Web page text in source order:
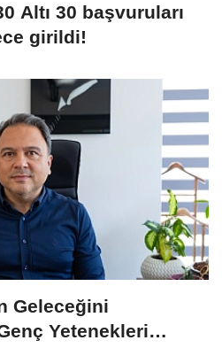
Altı 30 başvuruları
girildi!
Geleceğini
Yetenekleri